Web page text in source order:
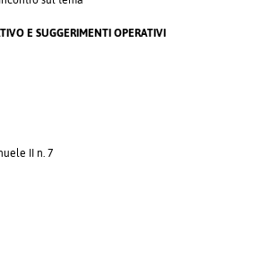
E SUGGERIMENTI OPERATIVI
II n. 7